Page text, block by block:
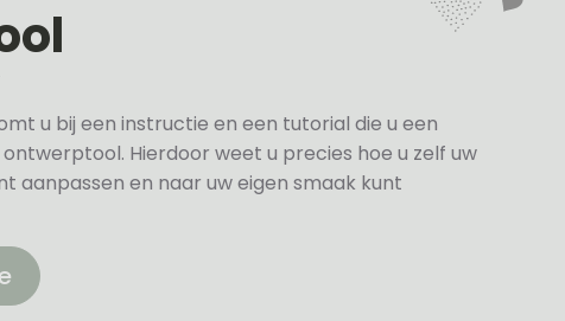
u bij een instructie en een tutorial die u een
Hierdoor weet u precies hoe u zelf uw
aanpassen en naar uw eigen smaak kunt